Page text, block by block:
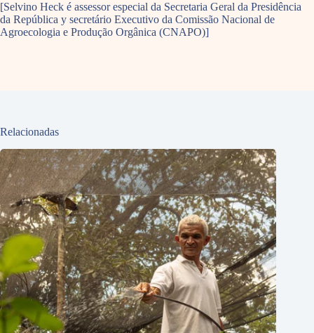
[Selvino Heck é assessor especial da Secretaria Geral da Presidência
da República y secretário Executivo da Comissão Nacional de
Agroecologia e Produção Orgânica (CNAPO)]
Relacionadas